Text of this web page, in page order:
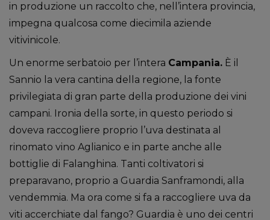
in produzione un raccolto che, nell’intera provincia,
impegna qualcosa come diecimila aziende
vitivinicole.
Un enorme serbatoio per l’intera Campania. È il
Sannio la vera cantina della regione, la fonte
privilegiata di gran parte della produzione dei vini
campani. Ironia della sorte, in questo periodo si
doveva raccogliere proprio l’uva destinata al
rinomato vino Aglianico e in parte anche alle
bottiglie di Falanghina. Tanti coltivatori si
preparavano, proprio a Guardia Sanframondi, alla
vendemmia. Ma ora come si fa a raccogliere uva da
viti accerchiate dal fango? Guardia è uno dei centri